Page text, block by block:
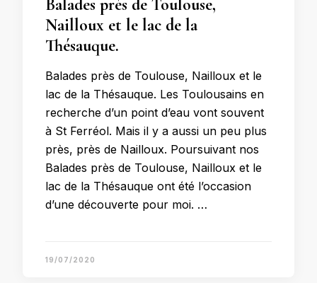
Balades près de Toulouse,
Nailloux et le lac de la
Thésauque.
Balades près de Toulouse, Nailloux et le
lac de la Thésauque. Les Toulousains en
recherche d’un point d’eau vont souvent
à St Ferréol. Mais il y a aussi un peu plus
près, près de Nailloux. Poursuivant nos
Balades près de Toulouse, Nailloux et le
lac de la Thésauque ont été l’occasion
d’une découverte pour moi. …
19/07/2020